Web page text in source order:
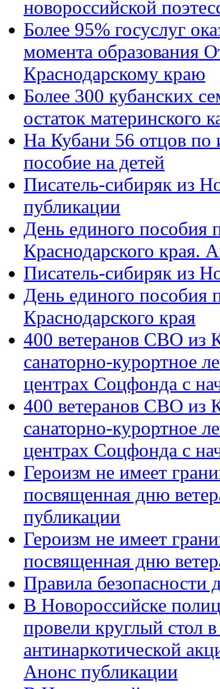
новороссийской
Более 95% госуслуг
момента образования
Краснодарскому краю
Более 300 кубанских
остаток материнского
На Кубани 56 отцов по
пособие на детей
Писатель-сибиряк из
публикации
День единого пособия
Краснодарского края.
Писатель-сибиряк из
День единого пособия
Краснодарского края
400 ветеранов СВО из
санаторно-курортное
центрах Соцфонда с
400 ветеранов СВО из
санаторно-курортное
центрах Соцфонда с
Героизм не имеет
посвященная дню
публикации
Героизм не имеет
посвященная дню
Правила безопасности
В Новороссийске
провели круглый стол
антинаркотической
Анонс публикации